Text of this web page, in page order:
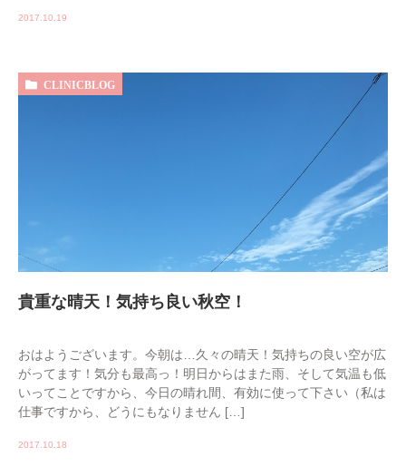
2017.10.19
CLINICBLOG
貴重な晴天！気持ち良い秋空！
おはようございます。今朝は…久々の晴天！気持ちの良い空が広
がってます！気分も最高っ！明日からはまた雨、そして気温も低
いってことですから、今日の晴れ間、有効に使って下さい（私は
仕事ですから、どうにもなりません […]
2017.10.18